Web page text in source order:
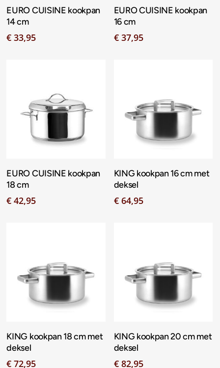
Toevoegen Aan
EURO CUISINE kookpan
14 cm
€ 33,95
Toevoegen Aan
EURO CUISINE kookpan
16 cm
€37,95
Toevoegen Aan
EURO CUISINE kookpan
18 cm
€ 42,95
Toevoegen Aan
Winkelwagen
KING kookpan 16 cm met
deksel
€64,95
Toevoegen Aan
Winkelwagen
KING kookpan 18 cm met
deksel
€ 72,95
Toevoegen Aan
Winkelwagen
KING kookpan 20 cm met
deksel
€82,95